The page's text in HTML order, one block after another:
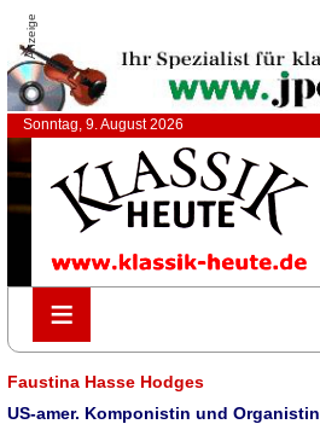
Anzeige
Sonntag, 9. August 2026
≡
≡
Faustina Hasse Hodges
US-amer. Komponistin und Organistin